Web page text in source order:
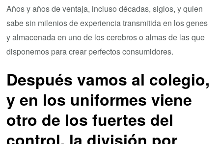
Años y años de ventaja, incluso décadas, siglos, y quien
sabe sin milenios de experiencia transmitida en los genes
y almacenada en uno de los cerebros o almas de las que
disponemos para crear perfectos consumidores.
Después vamos al colegio,
y en los uniformes viene
otro de los fuertes del
control, la división por